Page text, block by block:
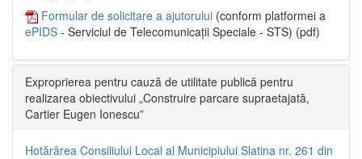
Formular de solicitare a ajutorului (conform platformei a
ePIDS - Serviciul de Telecomunicații Speciale - STS) (pdf)
Exproprierea pentru cauză de utilitate publică pentru
realizarea obiectivului „Construire parcare supraetajată,
Cartier Eugen Ionescu”
Hotărârea Consiliului Local al Municipiului Slatina nr. 261 din